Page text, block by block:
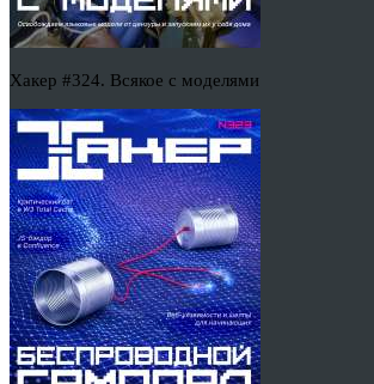
Хакер #324. Всякое с моделями